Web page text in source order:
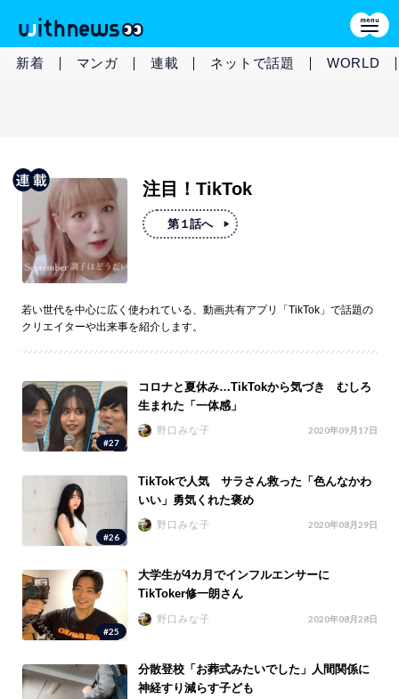
新着 マンガ 連載 ネットで話題 WORLD
注目！TikTok
第１話へ
若い世代を中心に広く使われている、動画共有アプリ「TikTok」で話題の
クリエイターや出来事を紹介します。
#27
コロナと夏休み…TikTokから気づき むしろ
生まれた「一体感」
野口みな子 2020年09月17日
#26
TikTokで人気 サラさん救った「色んなかわ
いい」勇気くれた褒め
野口みな子 2020年08月29日
#25
大学生が4カ月でインフルエンサーに
TikToker修一朗さん
野口みな子 2020年08月28日
分散登校「お葬式みたいでした」人間関係に
神経すり減らす子ども